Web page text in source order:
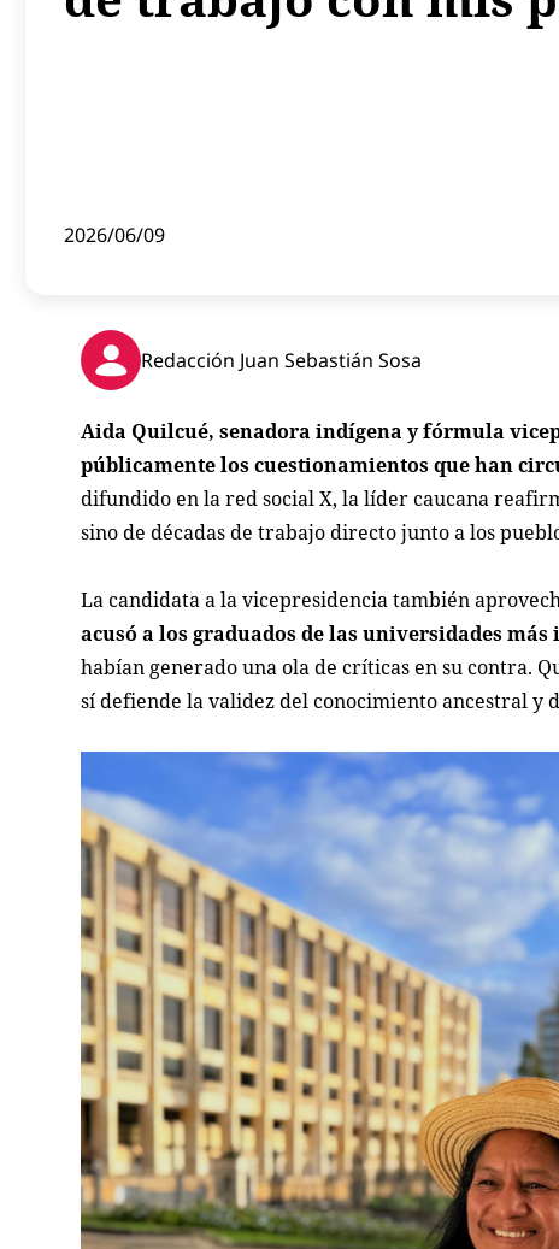
2026/06/09
Redacción Juan Sebastián Sosa
Aida Quilcué, senadora indígena y fórmula
públicamente los cuestionamientos que han
difundido en la red social X, la líder caucana
sino de décadas de trabajo directo junto a los
La candidata a la vicepresidencia también
acusó a los graduados de las universidades
habían generado una ola de críticas en su contra.
sí defiende la validez del conocimiento ancestral y